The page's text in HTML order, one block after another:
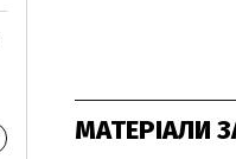
МАТЕРІАЛИ